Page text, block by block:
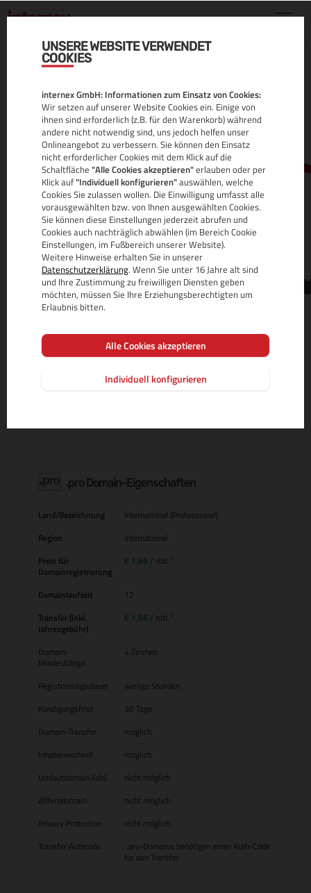
UNSERE WEBSITE VERWENDET
COOKIES
internex GmbH: Informationen zum Einsatz von Cookies:
Wir setzen auf unserer Website Cookies ein. Einige von
ihnen sind erforderlich (z.B. für den Warenkorb) während
andere nicht notwendig sind, uns jedoch helfen unser
Onlineangebot zu verbessern. Sie können den Einsatz
nicht erforderlicher Cookies mit dem Klick auf die
Schaltfläche "Alle Cookies akzeptieren"erlauben oder per
Klick auf"Individuell konfigurieren"auswählen, welche
Cookies Sie zulassen wollen. Die Einwilligung umfasst alle
vorausgewählten bzw. von Ihnen ausgewählten Cookies.
Sie können diese Einstellungen jederzeit abrufen und
Cookies auch nachträglich abwählen (im Bereich Cookie
Einstellungen, im Fußbereich unserer Website).
Weitere Hinweise erhalten Sie in unserer
Datenschutzerklärung. Wenn Sie unter 16 Jahre alt sind
und Ihre Zustimmung zu freiwilligen Diensten geben
möchten, müssen Sie Ihre Erziehungsberechtigten um
Erlaubnis bitten.
Alle Cookies akzeptieren
Individuell konfigurieren
.PRO DOMAIN
ALLE INFOS
MEHR INFOS ZUR DOMAIN-ENDUNG
.pro Domain-Eigenschaften
Land/Bezeichnung
International (Professional)
Region
International
Preis für
Domainregistrierung
€ 1,66 / mtl.
Domainlaufzeit
12
Transfer (inkl.
Jahresgebühr)
€ 1,66 / mtl.
Domain-
Mindestlänge
4 Zeichen
Registrierungsdauer
wenige Stunden
Kündigungsfrist
30 Tage
Domain-Transfer
möglich
Inhaberwechsel
möglich
Umlautdomain (idn)
nicht möglich
Zifferndomain
nicht möglich
Privacy Protection
nicht möglich
Transfer Authcode
.pro-Domains benötigen einen Auth-Code
für den Transfer.